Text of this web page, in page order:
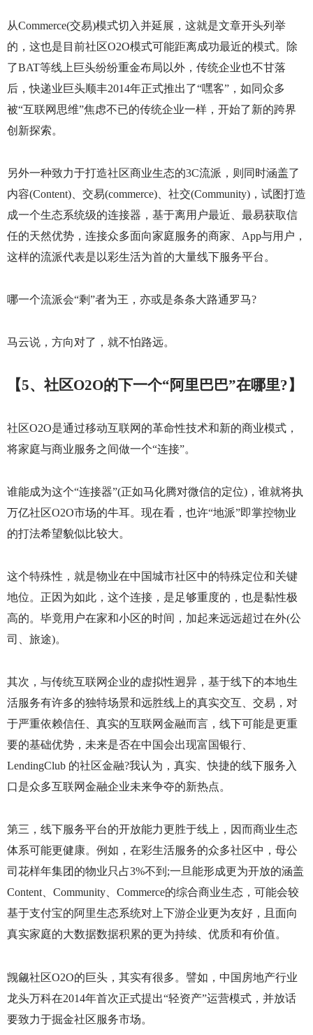
从Commerce(交易)模式切入并延展，这就是文章开头列举
的，这也是目前社区O2O模式可能距离成功最近的模式。除
了BAT等线上巨头纷纷重金布局以外，传统企业也不甘落
后，快递业巨头顺丰2014年正式推出了“嘿客”，如同众多
被“互联网思维”焦虑不已的传统企业一样，开始了新的跨界
创新探索。
另外一种致力于打造社区商业生态的3C流派，则同时涵盖了
内容(Content)、交易(commerce)、社交(Community)，试图打造
成一个生态系统级的连接器，基于离用户最近、最易获取信
任的天然优势，连接众多面向家庭服务的商家、 App与用户，
这样的流派代表是以彩生活为首的大量线下服务平台。
哪一个流派会“剩”者为王，亦或是条条大路通罗马?
马云说，方向对了，就不怕路远。
【5、社区O2O的下一个“阿里巴巴”在哪里?】
社区O2O是通过移动互联网的革命性技术和新的商业模式，
将家庭与商业服务之间做一个“连接”。
谁能成为这个“连接器”(正如马化腾对微信的定位)，谁就将执
万亿社区O2O市场的牛耳。现在看，也许“地派”即掌控物业
的打法希望貌似比较大。
这个特殊性，就是物业在中国城市社区中的特殊定位和关键
地位。正因为如此，这个连接，是足够重度的，也是黏性极
高的。毕竟用户在家和小区的时间，加起来远远超过在外(公
司、旅途)。
其次，与传统互联网企业的虚拟性迥异，基于线下的本地生
活服务有许多的独特场景和远胜线上的真实交互、交易，对
于严重依赖信任、真实的互联网金融而言，线下可能是更重
要的基础优势，未来是否在中国会出现富国银行、
LendingClub 的社区金融?我认为，真实、快捷的线下服务入
口是众多互联网金融企业未来争夺的新热点。
第三，线下服务平台的开放能力更胜于线上，因而商业生态
体系可能更健康。例如，在彩生活服务的众多社区中，母公
司花样年集团的物业只占3%不到 ;一旦能形成更为开放的涵盖
Content、 Community、 Commerce的综合商业生态，可能会较
基于支付宝的阿里生态系统对上下游企业更为友好，且面向
真实家庭的大数据数据积累的更为持续、优质和有价值。
觊觎社区O2O的巨头，其实有很多。譬如，中国房地产行业
龙头万科在2014年首次正式提出“轻资产”运营模式，并放话
要致力于掘金社区服务市场。